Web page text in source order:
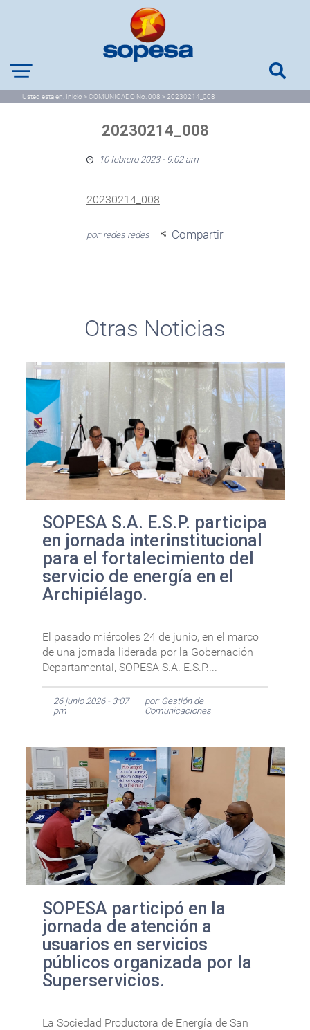
Usted esta en: Inicio > COMUNICADO No. 008 > 20230214_008
20230214_008
10 febrero 2023 - 9:02 am
20230214_008
por: redes redes Compartir
Otras Noticias
SOPESA S.A. E.S.P. participa
en jornada interinstitucional
para el fortalecimiento del
servicio de energía en el
Archipiélago.
El pasado miércoles 24 de junio, en el marco
de una jornada liderada por la Gobernación
Departamental, SOPESA S.A. E.S.P....
26 junio 2026 - 3:07
pm
por: Gestión de
Comunicaciones
SOPESA participó en la
jornada de atención a
usuarios en servicios
públicos organizada por la
Superservicios.
La Sociedad Productora de Energía de San